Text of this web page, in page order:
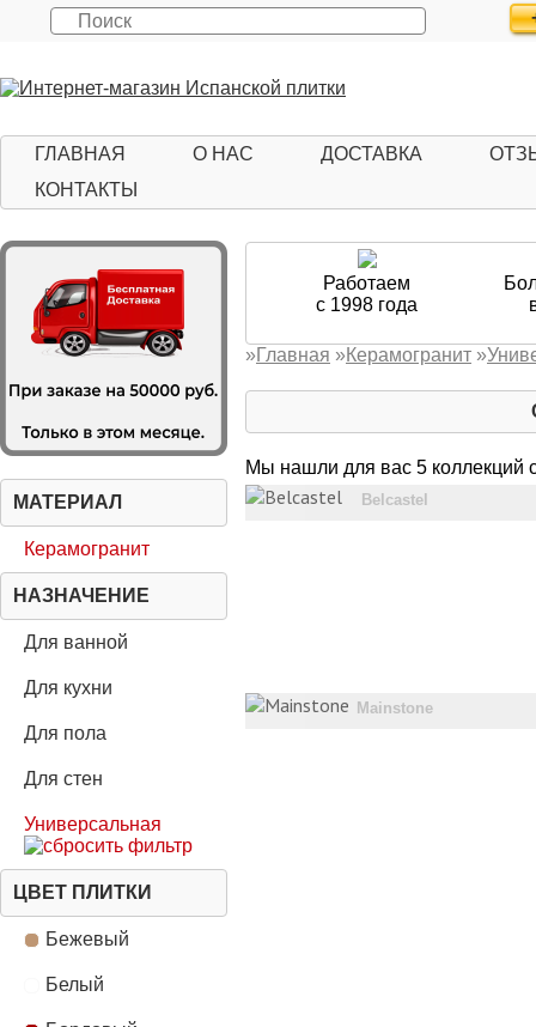
ГЛАВНАЯ О НАС ДОСТАВКА
КОНТАКТЫ
МАТЕРИАЛ
Керамогранит
НАЗНАЧЕНИЕ
Для ванной
Для кухни
Для пола
Для стен
Универсальная
ЦВЕТ ПЛИТКИ
Бежевый
Белый
Работаем
с 1998 года
»Главная »Керамогранит »
Мы нашли для вас 5 коллекций
Belcastel
Mainstone